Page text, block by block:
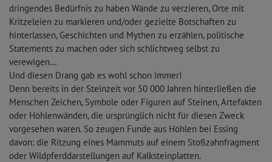
dringendes Bedürfnis zu haben Wände zu verzieren, Orte mit
Kritzeleien zu markieren und/oder gezielte Botschaften zu
hinterlassen, Geschichten und Mythen zu erzählen, politische
Statements zu machen oder sich schlichtweg selbst zu
verewigen…
Und diesen Drang gab es wohl schon immer!
Denn bereits in der Steinzeit vor 50 000 Jahren hinterließen die
Menschen Zeichen, Symbole oder Figuren auf Steinen, Artefakten
oder Höhlenwänden, die ursprünglich nicht für diesen Zweck
vorgesehen waren. So zeugen Funde aus Höhlen bei Essing
davon: die Ritzung eines Mammuts auf einem Stoßzahnfragment
oder Wildpferddarstellungen auf Kalksteinplatten.